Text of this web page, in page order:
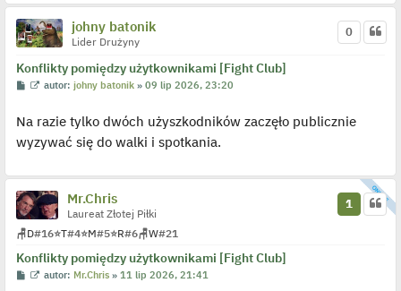
p
o
j
e
y
c
p
s
johny batonik
Lider Drużyny
Konflikty pomiędzy użytkownikami [Fight Club]
0
P
t
W
w
e
p
o
j
e
y
c
z
y
autor:johny batonik »09 lip 2026, 23:20
Na razie tylko dwóch użyszkodników zaczęło publicznie
wyzywać się do walki i spotkania.
Mr.Chris
Laureat Złotej Piłki
🪑D#16⭐T#4⭐M#5⭐R#6🪑W#21
Konflikty pomiędzy użytkownikami [Fight Club]
1
P
W
autor: Mr.Chris »11 lip 2026, 21:41